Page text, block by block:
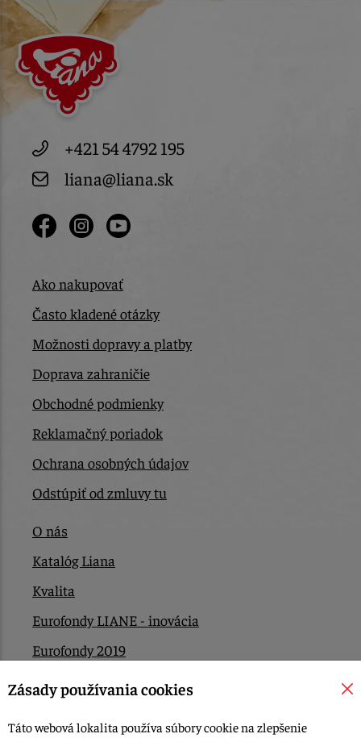
+421 54 4792 195
liana@liana.sk
Ako nakupovať
Často kladené otázky
Možnosti dopravy a platby
Doprava zahraničie
Obchodné podmienky
Reklamačný poriadok
Ochrana osobných údajov
Odstúpiť od zmluvy tu
O nás
Katalóg Liana
Kvalita
Eurofondy LIANE - inovácia
Eurofondy 2019
Eurofondy 2022/2023
Zásady používania cookies
Táto webová lokalita používa súbory cookie na zlepšenie